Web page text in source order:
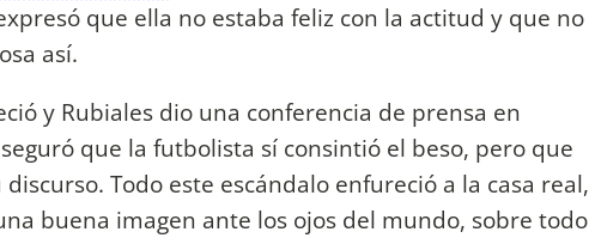
que ella no estaba feliz con la actitud y que no
así.
y Rubiales dio una conferencia de prensa en
que la futbolista sí consintió el beso, pero que
Todo este escándalo enfureció a la casa real,
buena imagen ante los ojos del mundo, sobre todo